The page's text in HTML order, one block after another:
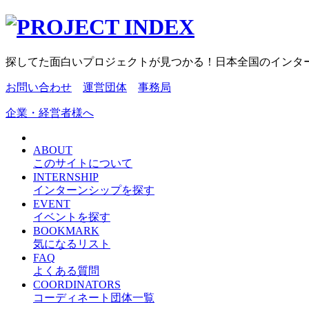
探してた面白いプロジェクトが見つかる！日本全国のインタ
お問い合わせ 運営団体 事務局
企業・経営者様へ
ABOUT
このサイトについて
INTERNSHIP
インターンシップを探す
EVENT
イベントを探す
BOOKMARK
気になるリスト
FAQ
よくある質問
COORDINATORS
コーディネート団体一覧